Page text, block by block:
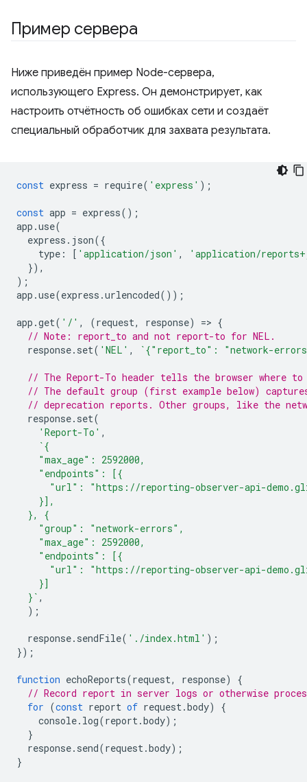
Пример сервера
Ниже приведён пример Node-сервера,
использующего Express. Он демонстрирует, как
настроить отчётность об ошибках сети и создаёт
специальный обработчик для захвата результата.
const express = require( 'express' );
const app = express();
app .use(
express . json({
type : [ 'application/json' ,
'application/
}),
);
app .use(express .urlencoded());
app .get( '/' , (request, response) => {
// Note: report_to and not report-to for NEL.
response. set( 'NEL' , `{"report_to": "network-
// The Report-To header tells the browser where
// The default group (first example below)
// deprecation reports. Other groups, like the
response. set(
'Report-To' ,
`{
    "max_age": 2592000,
    "endpoints": [{
"url": "https://reporting-observer-api-
    }],
  }, {
    "group": "network-errors",
    "max_age": 2592000,
    "endpoints": [{
"url": "https://reporting-observer-api-
    }]
  }`
,
);
response. sendFile( './index.html' );
});
function echoReports(request, response)
{
// Record report in server logs or otherwise
for (const report of request.body)
{
console. log(report.body);
}
response. send(request.body);
}